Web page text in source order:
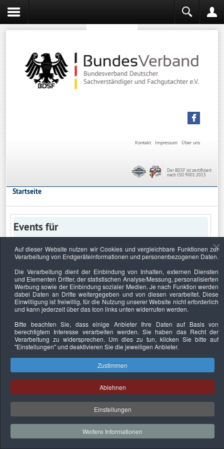
Über uns
Impressum
Kontakt
Der BDSF ist zertifiziert
nach ISO 9001:2015
Startseite
Events für
Keine Termine
Datenschutzerklärung Urheberrechtsnachweise Nachhaltigkeit
Copyright © 2026. Bundesverband Deutscher
Sachverständiger und Fachgutachter e.V..
Auf dieser Website nutzen wir Cookies und vergleichbare Funktionen zur
Verarbeitung von Endgeräteinformationen und personenbezogenen Daten.
Die Verarbeitung dient der Einbindung von Inhalten, externen Diensten
und Elementen Dritter, der statistischen Analyse/Messung, personalisierten
Werbung sowie der Einbindung sozialer Medien. Je nach Funktion werden
dabei Daten an Dritte weitergegeben und von diesen verarbeitet. Diese
Einwilligung ist freiwillig, für die Nutzung unserer Website nicht erforderlich
und kann jederzeit über das Icon links unten widerrufen werden.
Bitte beachten Sie, dass einige Anbieter Ihre Daten auf Basis von
berechtigtem Interesse verarbeiten werden. Sie haben das Recht der
Verarbeitung zu widersprechen. Um dies zu tun, klicken Sie bitte auf
"Einstellungen"und deaktivieren Sie die jeweiligen Anbieter.
Zustimmen
Ablehnen
Einstellungen
Weitere Informationen